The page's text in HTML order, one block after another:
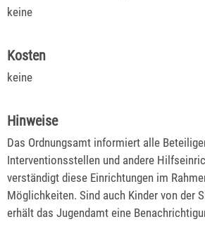
keine
Kosten
keine
Hinweise
Das Ordnungsamt informiert alle
Interventionsstellen und andere
verständigt diese Einrichtungen im
Möglichkeiten. Sind auch Kinder von der
erhält das Jugendamt eine